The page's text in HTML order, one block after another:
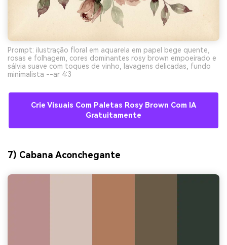
Prompt: ilustração floral em aquarela em papel bege quente,
rosas e folhagem, cores dominantes rosy brown empoeirado e
sálvia suave com toques de vinho, lavagens delicadas, fundo
minimalista --ar 4:3
Crie Visuais Com Paletas Rosy Brown Com IA
Gratuitamente
7) Cabana Aconchegante